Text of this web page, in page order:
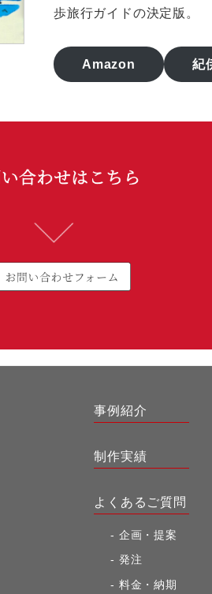
歩旅行ガイドの決定版。
Amazon 紀
事例紹介
制作実績
よくあるご質問
企画・提案
発注
料金・納期